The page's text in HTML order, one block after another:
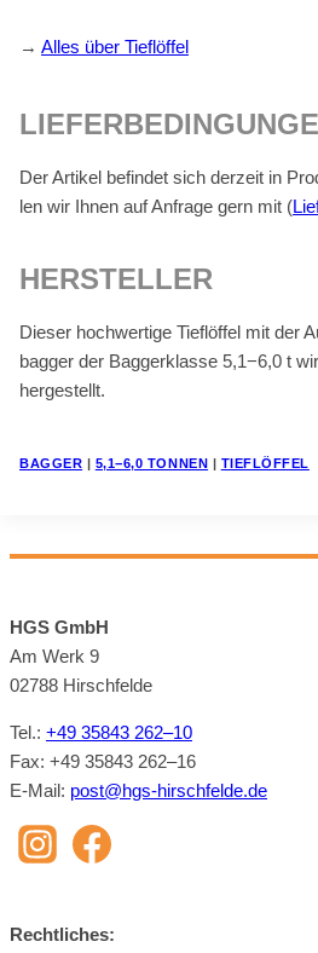
→ Al­les über Tief­löf­fel
Der Ar­ti­kel be­fin­det sich der­zeit in
len wir Ih­nen auf An­fra­ge gern mit (
HER­STEL­LER
Die­ser hoch­wer­ti­ge Tief­löf­fel mit der
bag­ger der Bag­ger­klas­se 5,1−6,0 t
her­ge­stellt.
BAG­GER | 5,1−6,0 TON­NEN | TIEF­LÖF­FEL
HGS GmbH
Am Werk 9
02788 Hirsch­felde
Tel.: +49 35843 262–10
Fax: +49 35843 262–16
E‑Mail: post@​hgs-​hirschfelde.​de
Recht­li­ches: